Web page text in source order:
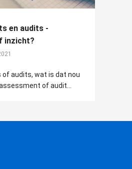
en audits -
inzicht?
audits, wat is dat nou
of audit...